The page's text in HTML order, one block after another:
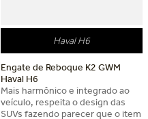
Haval H6
Engate de Reboque K2 GWM
Haval H6
Mais harmônico e integrado ao
veículo, respeita o design das
SUVs fazendo parecer que o item